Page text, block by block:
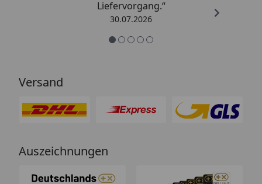
Liefervorgang.“
30.07.2026
Versand
Auszeichnungen